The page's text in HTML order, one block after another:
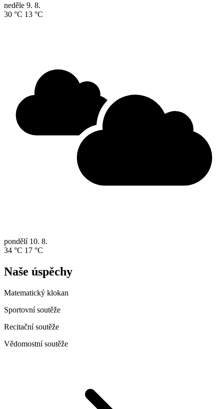
neděle 9. 8.
30 °C 13 °C
pondělí 10. 8.
34 °C 17 °C
Naše úspěchy
Matematický klokan
Sportovní soutěže
Recitační soutěže
Vědomostní soutěže